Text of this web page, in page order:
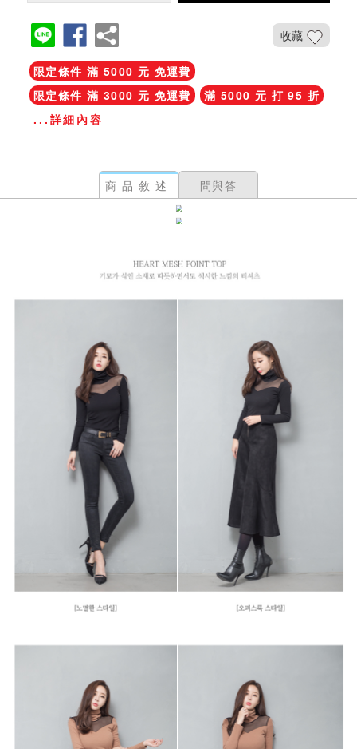
收藏
限定條件 滿 5000 元 免運費
限定條件 滿 3000 元 免運費
滿 5000 元 打 95 折
...詳細內容
商品敘述 問與答